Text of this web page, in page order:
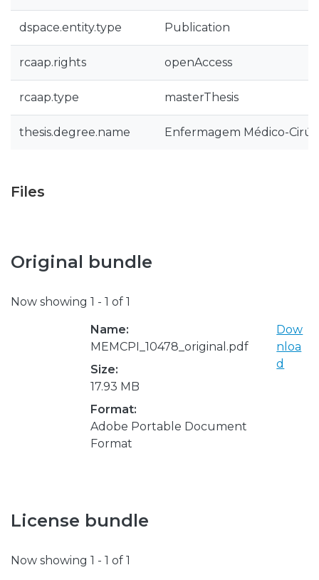
dspace.entity.type Publication
rcaap.rights openAccess
rcaap.type masterThesis
thesis.degree.name Enfermagem Médico-
Files
Original bundle
Now showing 1 - 1 of 1
Name:
MEMCPI_10478_original.pdf
Size:
17.93 MB
Format:
Adobe Portable Document
Format
Dow
nloa
d
License bundle
Now showing 1 - 1 of 1